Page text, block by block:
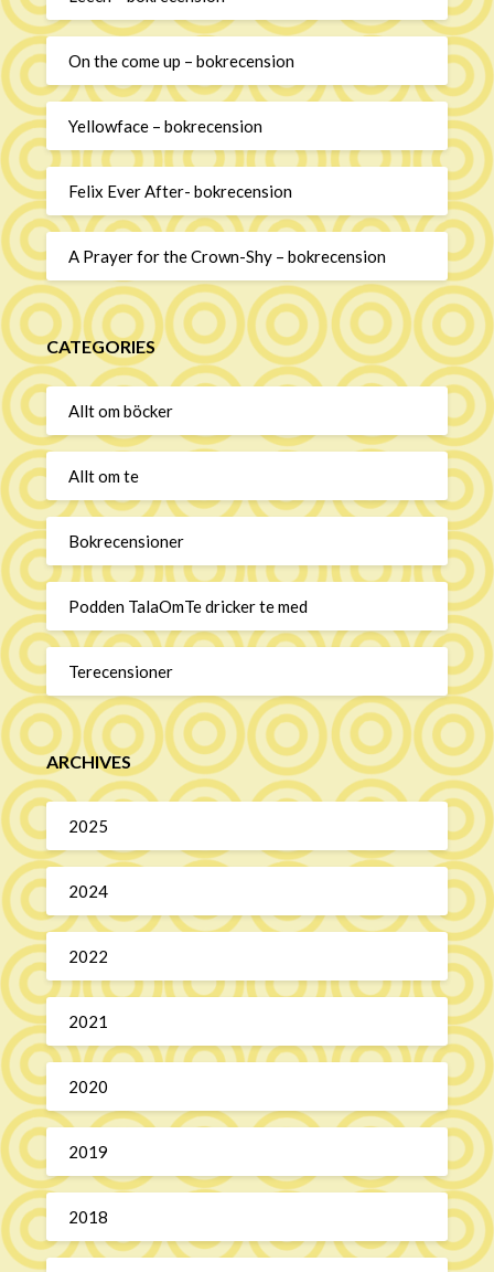
On the come up – bokrecension
Yellowface – bokrecension
Felix Ever After- bokrecension
A Prayer for the Crown-Shy – bokrecension
CATEGORIES
Allt om böcker
Allt om te
Bokrecensioner
Podden TalaOmTe dricker te med
Terecensioner
ARCHIVES
2025
2024
2022
2021
2020
2019
2018